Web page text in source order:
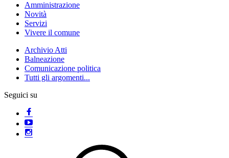
Amministrazione
Novità
Servizi
Vivere il comune
Archivio Atti
Balneazione
Comunicazione politica
Tutti gli argomenti...
Seguici su